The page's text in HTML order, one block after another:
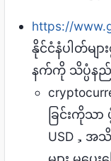
https://
နိုင်ငံနံပါတ်မျ
နက်ကို သိပ္ပံနည်
ခြင်းကိုသ
USD，အ